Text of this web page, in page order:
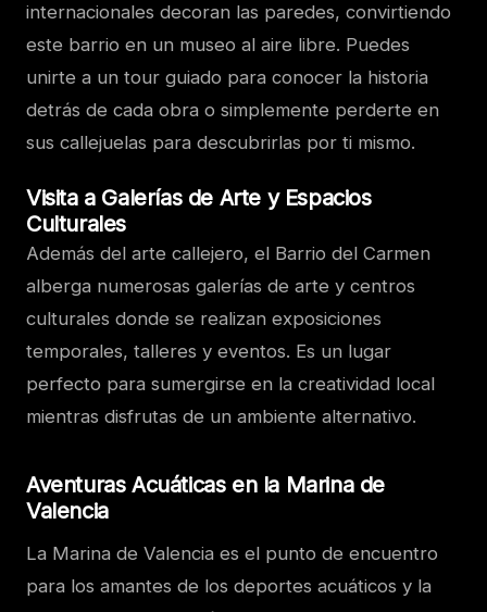
internacionales decoran las paredes, convirtiendo
este barrio en un museo al aire libre. Puedes
unirte a un tour guiado para conocer la historia
detrás de cada obra o simplemente perderte en
sus callejuelas para descubrirlas por ti mismo.
Visita a Galerías de Arte y Espacios
Culturales
Además del arte callejero, el Barrio del Carmen
alberga numerosas galerías de arte y centros
culturales donde se realizan exposiciones
temporales, talleres y eventos. Es un lugar
perfecto para sumergirse en la creatividad local
mientras disfrutas de un ambiente alternativo.
Aventuras Acuáticas en la Marina de
Valencia
La Marina de Valencia es el punto de encuentro
para los amantes de los deportes acuáticos y la